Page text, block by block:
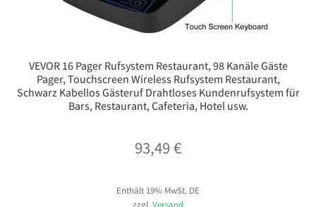
VEVOR 16 Pager Rufsystem Restaurant, 98 Kanäle Gäste
Pager, Touchscreen Wireless Rufsystem Restaurant,
Schwarz Kabellos Gästeruf Drahtloses Kundenrufsystem für
Bars, Restaurant, Cafeteria, Hotel usw.
93,49€
Enthält 19% MwSt. DE
zzgl.Versand